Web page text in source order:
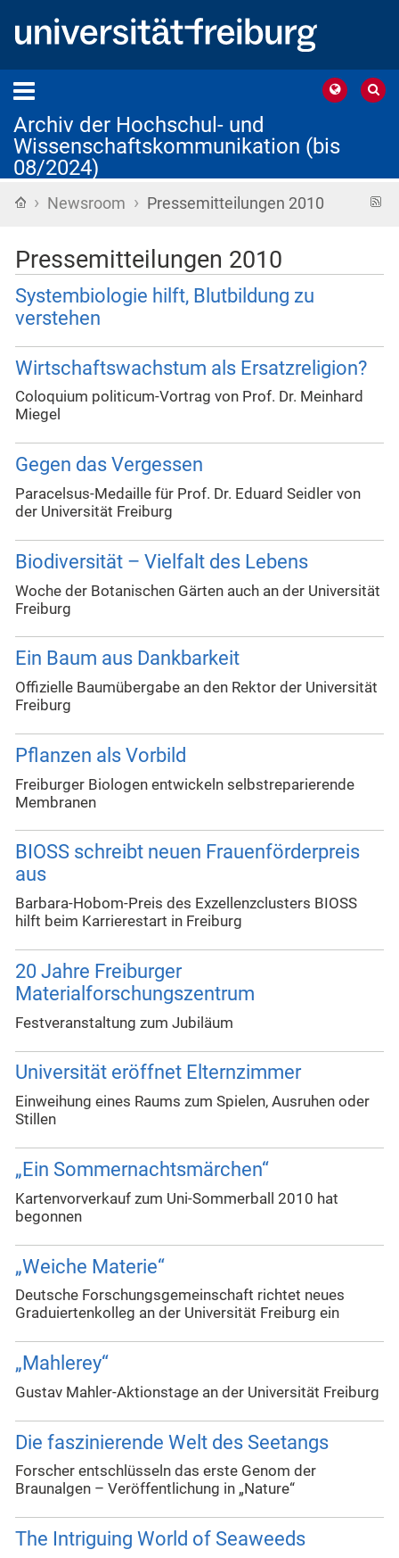
Archiv der Hochschul- und
Wissenschaftskommunikation (bis
08/2024)
Startseite
› Newsroom › Pressemitteilungen 2010
Pressemitteilungen 2010
Systembiologie hilft, Blutbildung zu
verstehen
Wirtschaftswachstum als Ersatzreligion?
Coloquium politicum-Vortrag von Prof. Dr. Meinhard
Miegel
Gegen das Vergessen
Paracelsus-Medaille für Prof. Dr. Eduard Seidler von
der Universität Freiburg
Biodiversität – Vielfalt des Lebens
Woche der Botanischen Gärten auch an der Universität
Freiburg
Ein Baum aus Dankbarkeit
Offizielle Baumübergabe an den Rektor der Universität
Freiburg
Pflanzen als Vorbild
Freiburger Biologen entwickeln selbstreparierende
Membranen
BIOSS schreibt neuen Frauenförderpreis
aus
Barbara-Hobom-Preis des Exzellenzclusters BIOSS
hilft beim Karrierestart in Freiburg
20 Jahre Freiburger
Materialforschungszentrum
Festveranstaltung zum Jubiläum
Universität eröffnet Elternzimmer
Einweihung eines Raums zum Spielen, Ausruhen oder
Stillen
„Ein Sommernachtsmärchen“
Kartenvorverkauf zum Uni-Sommerball 2010 hat
begonnen
„Weiche Materie“
Deutsche Forschungsgemeinschaft richtet neues
Graduiertenkolleg an der Universität Freiburg ein
„Mahlerey“
Gustav Mahler-Aktionstage an der Universität Freiburg
Die faszinierende Welt des Seetangs
Forscher entschlüsseln das erste Genom der
Braunalgen – Veröffentlichung in „Nature“
The Intriguing World of Seaweeds